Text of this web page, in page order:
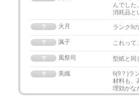
んでした
消耗品と
火月
ランク9
諷子 これって
風祭司 型紙と同
美織
6(9？)ラ
材料も、
理効か